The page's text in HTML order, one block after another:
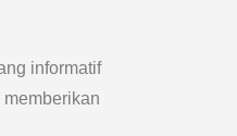
informatif